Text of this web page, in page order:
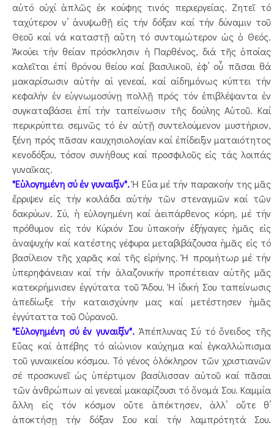
αὐτό οὐχί ἁπλῶς ἐκ κούφης τινός περιεργείας. Ζητεῖ τό
ταχύτερον ν’ ἀνυψωθῇ εἰς τήν δόξαν καί τήν δύναμιν τοῦ
Θεοῦ καί νά καταστῇ αὕτη τό συντομώτερον ὡς ὁ Θεός.
Ἀκούει τήν θείαν πρόσκλησιν ἡ Παρθένος, διά τῆς ὁποίας
καλεῖται ἐπί θρόνου θείου καί βασιλικοῦ, ἐφ’ οὗ πᾶσαι θά
μακαρίσωσιν αὐτήν αἱ γενεαί, καί αἰδημόνως κύπτει τήν
κεφαλήν ἐν εὐγνωμοσύνῃ πολλῇ πρός τόν ἐπιβλέψαντα ἐν
συγκαταβάσει ἐπί τήν ταπείνωσιν τῆς δούλης Αὐτοῦ. Καί
περικρύπτει σεμνῶς τό ἐν αὐτῇ συντελούμενον μυστήριον,
ξένη πρός πᾶσαν καυχησιολογίαν καί ἐπίδειξιν ματαιότητος
κενοδόξου, τόσον συνήθους καί προσφιλοῦς εἰς τάς λοιπάς
γυναῖκας.
"Εὐλογημένη σύ ἐν γυναιξίν".Ἡ Εὔα μέ τήν παρακοήν της μᾶς
ἔρριψεν εἰς τήν κοιλάδα αὐτήν τῶν στεναγμῶν καί τῶν
δακρύων. Σύ, ἡ εὐλογημένη καί ἀειπάρθενος κόρη, μέ τήν
πρόθυμον εἰς τόν Κύριόν Σου ὑπακοήν ἐξήγαγες ἡμᾶς εἰς
ἀναψυχήν καί κατέστης γέφυρα μεταβιβάζουσα ἡμᾶς εἰς τό
βασίλειον τῆς χαρᾶς καί τῆς εἰρήνης. Ἡ προμήτωρ μέ τήν
ὑπερηφάνειαν καί τήν ἀλαζονικήν προπέτειαν αὐτῆς μᾶς
κατεκρήμνισεν ἐγγύτατα τοῦ Ἅδου. Ἡ ἰδική Σου ταπείνωσις
ἀπεδίωξε τήν καταισχύνην μας καί μετέστησεν ἡμᾶς
ἐγγύταττα τοῦ Οὐρανοῦ.
"Εὐλογημένη σύ ἐν γυναιξίν".Ἀπέπλυνας Σύ τό ὄνειδος τῆς
Εὔας καί ἀπέβης τό αἰώνιον καύχημα καί ἐγκαλλώπισμα
τοῦ γυναικείου κόσμου. Τό γένος ὁλόκληρον τῶν χριστιανῶν
σέ προσκυνεῖ ὡς ὑπέρτιμον βασίλισσαν αὐτοῦ καί πᾶσαι
τῶν ἀνθρώπων αἱ γενεαί μακαρίζουσι τό ὄνομά Σου. Καμμία
ἄλλη εἰς τόν κόσμον οὔτε ἀπέκτησεν, ἀλλ’ οὔτε θ’
ἀποκτήσῃ τήν δόξαν Σου καί τήν λαμπρότητά Σου.